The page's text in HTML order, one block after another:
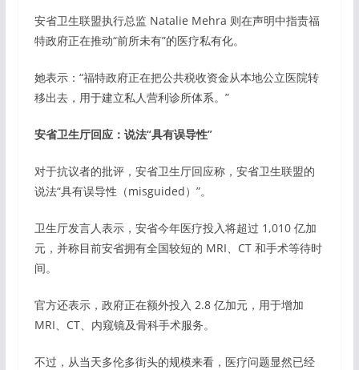
安省卫生联盟执行总监 Natalie Mehra 则在声明中指责福
特政府正在推动“前所未有”的医疗私有化。
她表示：“福特政府正在把公共税收资金从本地公立医院转
移出去，用于建立私人营利诊所体系。”
安省卫生厅回应：说法“具有误导性”
对于抗议者的批评，安省卫生厅回应称，安省卫生联盟的
说法“具有误导性（misguided）”。
卫生厅发言人表示，安省今年医疗投入将超过 1,010 亿加
元，并称目前安省拥有全国较短的 MRI、CT 和手术等待时
间。
官方还表示，政府正在额外投入 2.8 亿加元，用于增加
MRI、CT、内窥镜及骨科手术服务。
不过，从当天多伦多街头的规模来看，医疗问题显然已经